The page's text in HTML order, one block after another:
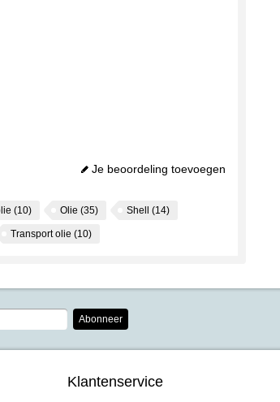
Je beoordeling toevoegen
(10) Olie (35) Shell (14)
Transport olie (10)
Abonneer
Klantenservice